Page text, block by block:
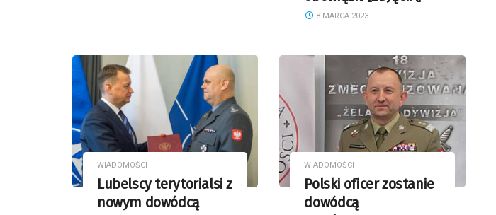
8 MARCA 2023
WIADOMOŚCI
Lubelscy terytorialsi z
nowym dowódcą
WIADOMOŚCI
Polski oficer zostanie
dowódcą